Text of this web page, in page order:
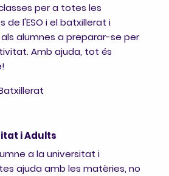
per a totes les
de l'ESO i el batxillerat i
alumnes a preparar-se per
Amb ajuda, tot és
i Adults
a la universitat i
ajuda amb les matèries, no